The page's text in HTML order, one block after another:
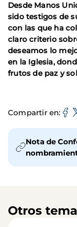
Desde Manos
sido testigos de
con las que ha
claro criterio
deseamos lo
en la Iglesia,
frutos de paz y
Compartir en
Nota de
Otros